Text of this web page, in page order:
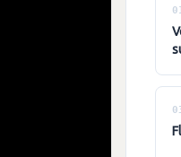
vencimento fixo aliado ao pagamento de